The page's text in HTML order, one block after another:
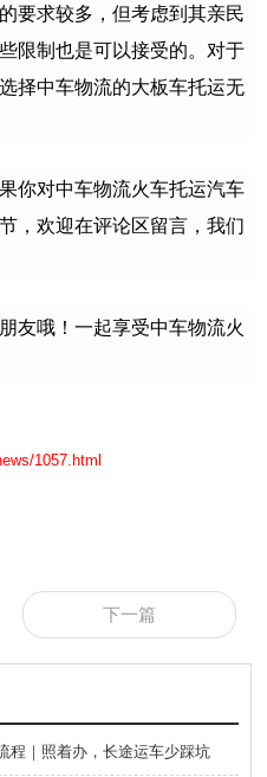
要求较多，但考虑到其亲民
限制也是可以接受的。对于
择中车物流的大板车托运无
你对中车物流火车托运汽车
，欢迎在评论区留言，我们
友哦！一起享受中车物流火
1057.html
下一篇
程｜照着办，长途运车少踩坑